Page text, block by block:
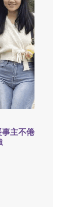
主不倦